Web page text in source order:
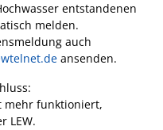
entstandenen
melden.
auch
ansenden.
mehr funktioniert,
LEW.